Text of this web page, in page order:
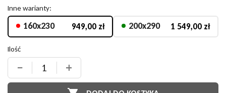
Inne warianty:
160x230 949,00 zł 200x290 1 549,00 zł
Ilość
− +